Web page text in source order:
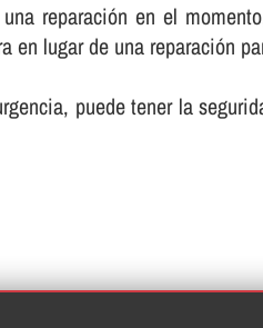
reparación en el
en lugar de una reparación
puede tener la